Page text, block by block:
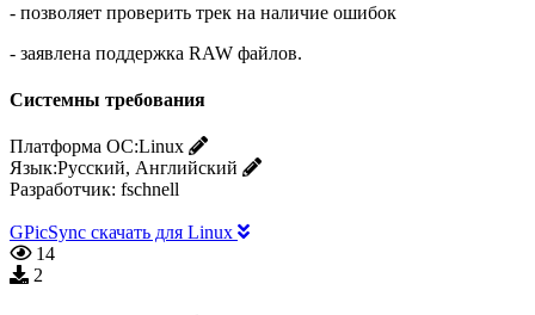
- позволяет проверить трек на наличие ошибок
- заявлена поддержка RAW файлов.
Системны требования
Платформа ОС:Linux
Язык:Русский, Английский
Разработчик: fschnell
GPicSync скачать для Linux
14
2